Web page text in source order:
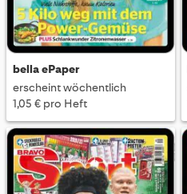
bella ePaper
erscheint wöchentlich
1,05 € pro Heft